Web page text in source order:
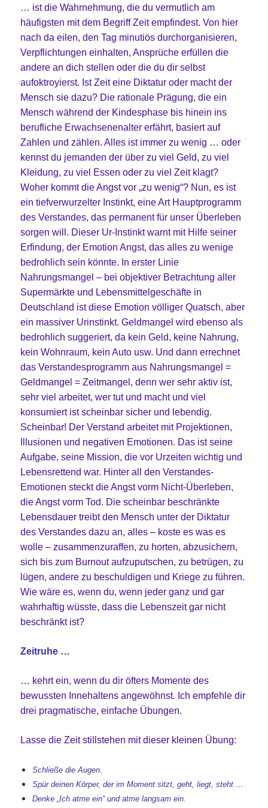
… ist die Wahrnehmung, die du vermutlich am
häufigsten mit dem Begriff Zeit empfindest. Von hier
nach da eilen, den Tag minutiös durchorganisieren,
Verpflichtungen einhalten, Ansprüche erfüllen die
andere an dich stellen oder die du dir selbst
aufoktroyierst. Ist Zeit eine Diktatur oder macht der
Mensch sie dazu? Die rationale Prägung, die ein
Mensch während der Kindesphase bis hinein ins
berufliche Erwachsenenalter erfährt, basiert auf
Zahlen und zählen. Alles ist immer zu wenig … oder
kennst du jemanden der über zu viel Geld, zu viel
Kleidung, zu viel Essen oder zu viel Zeit klagt?
Woher kommt die Angst vor „zu wenig“? Nun, es ist
ein tiefverwurzelter Instinkt, eine Art Hauptprogramm
des Verstandes, das permanent für unser Überleben
sorgen will. Dieser Ur-Instinkt warnt mit Hilfe seiner
Erfindung, der Emotion Angst, das alles zu wenige
bedrohlich sein könnte. In erster Linie
Nahrungsmangel – bei objektiver Betrachtung aller
Supermärkte und Lebensmittelgeschäfte in
Deutschland ist diese Emotion völliger Quatsch, aber
ein massiver Urinstinkt. Geldmangel wird ebenso als
bedrohlich suggeriert, da kein Geld, keine Nahrung,
kein Wohnraum, kein Auto usw. Und dann errechnet
das Verstandesprogramm aus Nahrungsmangel =
Geldmangel = Zeitmangel, denn wer sehr aktiv ist,
sehr viel arbeitet, wer tut und macht und viel
konsumiert ist scheinbar sicher und lebendig.
Scheinbar! Der Verstand arbeitet mit Projektionen,
Illusionen und negativen Emotionen. Das ist seine
Aufgabe, seine Mission, die vor Urzeiten wichtig und
Lebensrettend war. Hinter all den Verstandes-
Emotionen steckt die Angst vorm Nicht-Überleben,
die Angst vorm Tod. Die scheinbar beschränkte
Lebensdauer treibt den Mensch unter der Diktatur
des Verstandes dazu an, alles – koste es was es
wolle – zusammenzuraffen, zu horten, abzusichern,
sich bis zum Burnout aufzuputschen, zu betrügen, zu
lügen, andere zu beschuldigen und Kriege zu führen.
Wie wäre es, wenn du, wenn jeder ganz und gar
wahrhaftig wüsste, dass die Lebenszeit gar nicht
beschränkt ist?
Zeitruhe …
… kehrt ein, wenn du dir öfters Momente des
bewussten Innehaltens angewöhnst. Ich empfehle dir
drei pragmatische, einfache Übungen.
Lasse die Zeit stillstehen mit dieser kleinen Übung:
Schließe die Augen.
Spür deinen Körper, der im Moment sitzt, geht, liegt, steht …
Denke „Ich atme ein“ und atme langsam ein.